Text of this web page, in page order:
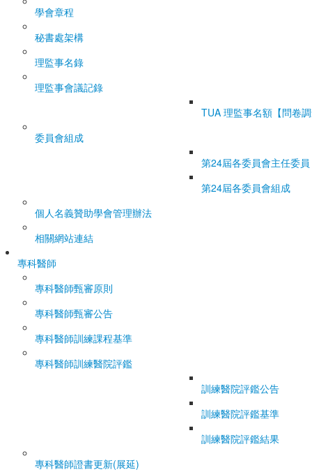
學會章程
秘書處架構
理監事名錄
理監事會議記錄
TUA 理監事名額【問卷
委員會組成
第24屆各委員會主任委員
第24屆各委員會組成
個人名義贊助學會管理辦法
相關網站連結
專科醫師
專科醫師甄審原則
專科醫師甄審公告
專科醫師訓練課程基準
專科醫師訓練醫院評鑑
訓練醫院評鑑公告
訓練醫院評鑑基準
訓練醫院評鑑結果
專科醫師證書更新(展延)